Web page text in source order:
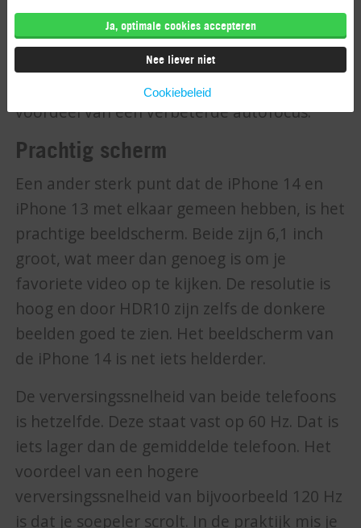
donker. Door het grotere diafragma en de
verbeterde software, komen de nachtfoto’s
op de iPhone 14 net iets beter tot hun recht.
De selfiecamera van de iPhone 14 heeft het
voordeel van een verbeterde autofocus.
Prachtig scherm
Een ander sterk punt dat de iPhone 14 en
iPhone 13 met elkaar gemeen hebben, is het
prachtige beeldscherm. Beide zijn 6,1 inch
groot, wat meer dan genoeg is om je
favoriete video op te kijken. De resolutie is
hoog en door HDR10 zijn zelfs de donkere
beelden goed te zien. Het beeldscherm van
de iPhone 14 is net iets helderder.
De verversingssnelheid van beide telefoons
is hetzelfde. Deze staat vast op 60 Hz. Dat is
iets lager dan de gemiddelde telefoon. Het
voordeel van een hogere
verversingssnelheid van bijvoorbeeld 120 Hz
is dat je soepeler scrolt. In de praktijk mis je
Ja, optimale cookies accepteren
Nee liever niet
Cookiebeleid